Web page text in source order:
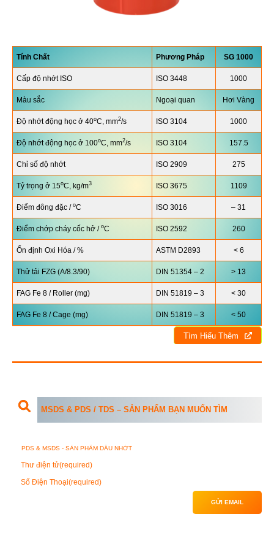
Tính Chất Phương Pháp SG 1000
Cấp độ nhớt ISO ISO 3448 1000
Màu sắc Ngoại quan Hơi Vàng
Độ nhớt động học ở 40oC, mm2/s ISO 3104 1000
Độ nhớt động học ở 100oC, mm2/s ISO 3104 157.5
Chỉ số độ nhớt ISO 2909 275
Tỷ trọng ở 15oC, kg/m3 ISO 3675 1109
Điểm đông đặc / oC ISO 3016 – 31
Điểm chớp cháy cốc hở / oC ISO 2592 260
Ổn định Oxi Hóa / % ASTM D2893 < 6
Thử tải FZG (A/8.3/90) DIN 51354 – 2 > 13
FAG Fe 8 / Roller (mg) DIN 51819 – 3 < 30
FAG Fe 8 / Cage (mg) DIN 51819 – 3 < 50
Tìm Hiểu Thêm
MSDS & PDS / TDS – SẢN PHẨM BẠN MUỐN TÌM
Thư điện tử(required)
Số Điện Thoại(required)
GỬI EMAIL